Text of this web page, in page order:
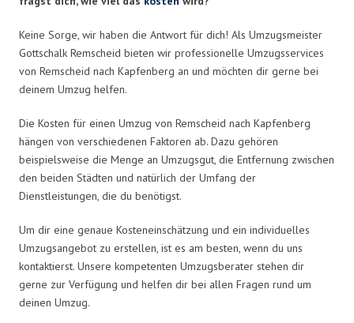
Keine Sorge, wir haben die Antwort für dich! Als Umzugsmeister
Gottschalk Remscheid bieten wir professionelle Umzugsservices
von Remscheid nach Kapfenberg an und möchten dir gerne bei
deinem Umzug helfen.
Die Kosten für einen Umzug von Remscheid nach Kapfenberg
hängen von verschiedenen Faktoren ab. Dazu gehören
beispielsweise die Menge an Umzugsgut, die Entfernung zwischen
den beiden Städten und natürlich der Umfang der
Dienstleistungen, die du benötigst.
Um dir eine genaue Kosteneinschätzung und ein individuelles
Umzugsangebot zu erstellen, ist es am besten, wenn du uns
kontaktierst. Unsere kompetenten Umzugsberater stehen dir
gerne zur Verfügung und helfen dir bei allen Fragen rund um
deinen Umzug.